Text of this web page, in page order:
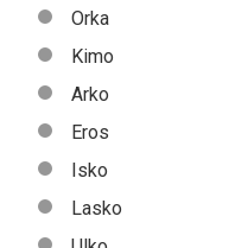
Orka
Kimo
Arko
Eros
Isko
Lasko